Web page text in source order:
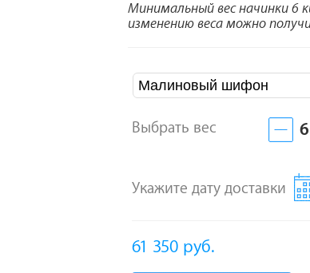
Минимальный вес начинки 6
изменению веса можно
Малиновый шифон
Выбрать вес 6
Укажите дату доставки
61 350 руб.